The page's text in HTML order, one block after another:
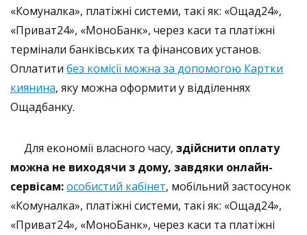
«Комуналка», платіжні системи, такі як: «Ощад24»,
«Приват24», «МоноБанк», через каси та платіжні
термінали банківських та фінансових установ.
Оплатити без комісії можна за допомогою Картки
киянина, яку можна оформити у відділеннях
Ощадбанку.
Для економії власного часу, здійснити оплату
можна не виходячи з дому, завдяки онлайн-
сервісам:особистий кабінет, мобільний застосунок
«Комуналка», платіжні системи, такі як: «Ощад24»,
«Приват24», «МоноБанк», через каси та платіжні